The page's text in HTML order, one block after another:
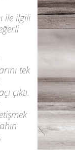
ile ilgili
tek
çıktı.